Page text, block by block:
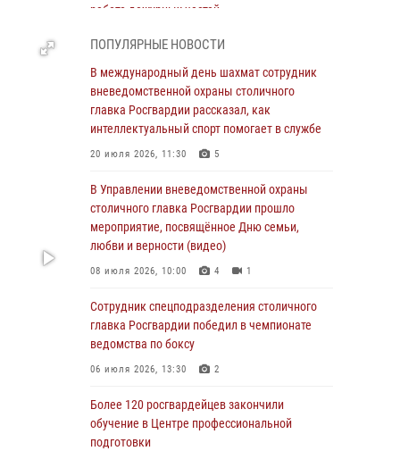
работе дежурных частей
В Москве росгвардейцы задержали
подозреваемого в нападении на охранника
торгового центра (видео)
04 августа 2026, 08:26 1
Москве подвели итоги работы
подразделений за прошедший месяц
03 августа 2026, 13:00
На востоке Москвы сотрудники Росгвардии
федеральном розыске (видео)
03 августа 2026, 12:00 1
Росгвардия обеспечила правопорядок во
десантных войск в Москве (видео)
03 августа 2026, 08:00 1
ПОПУЛЯРНЫЕ НОВОСТИ
В международный день шахмат сотрудник
вневедомственной охраны столичного
главка Росгвардии рассказал, как
интеллектуальный спорт помогает в службе
20 июля 2026, 11:30 5
В Управлении вневедомственной охраны
столичного главка Росгвардии прошло
мероприятие, посвящённое Дню семьи,
любви и верности (видео)
08 июля 2026, 10:00 4 1
Сотрудник спецподразделения столичного
главка Росгвардии победил в чемпионате
ведомства по боксу
06 июля 2026, 13:30 2
Более 120 росгвардейцев закончили
обучение в Центре профессиональной
подготовки